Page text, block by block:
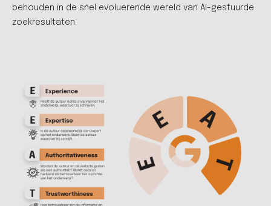
behouden in de snel evoluerende wereld van AI-gestuurde
zoekresultaten.